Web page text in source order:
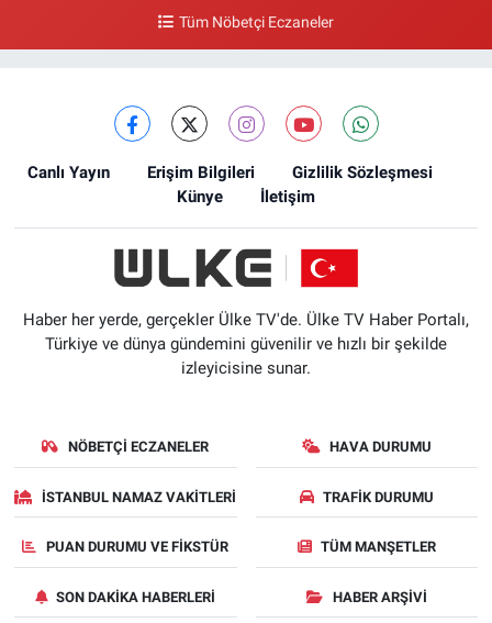
Tüm Nöbetçi Eczaneler
Canlı Yayın Erişim Bilgileri
Gizlilik Sözleşmesi
Künye
İletişim
Haber her yerde, gerçekler Ülke TV'de. Ülke TV Haber Portalı,
Türkiye ve dünya gündemini güvenilir ve hızlı bir şekilde
izleyicisine sunar.
NÖBETÇI ECZANELER HAVA DURUMU
İSTANBUL NAMAZ VAKITLERI TRAFIK DURUMU
PUAN DURUMU VE FIKSTÜR TÜM MANŞETLER
SON DAKIKA HABERLERI HABER ARŞIVI